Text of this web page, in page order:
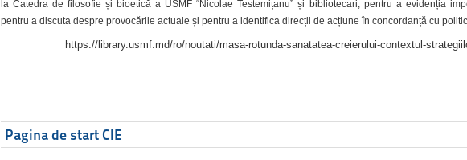
la Catedra de filosofie și bioetică a USMF “Nicolae Testemițanu” și bibliotecari, pentru a evidenția
pentru a discuta despre provocările actuale și pentru a identifica direcții de acțiune în concordanță cu
https://library.usmf.md/ro/noutati/masa-rotunda-sanatatea-creierului-contextul-
Pagina de start CIE